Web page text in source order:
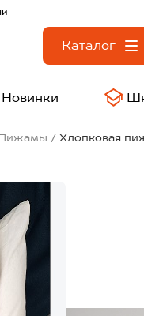
Каталог
Новинки
Хлопковая